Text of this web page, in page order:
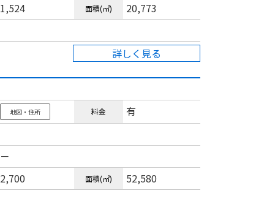
1,524 面積(㎡) 20,773
詳しく見る
地図・住所 料金 有
－
2,700 面積(㎡) 52,580